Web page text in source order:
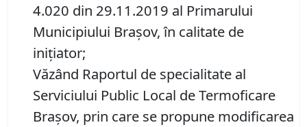
4.020 din 29.11.2019 al Primarului
Municipiului Brașov, în calitate de
inițiator;
Văzând Raportul de specialitate al
Serviciului Public Local de Termoficare
Braşov, prin care se propune modificarea